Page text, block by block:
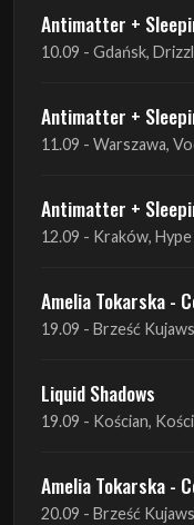
Antimatter +
10.09 - Gdańsk,
Antimatter +
11.09 - Warszawa,
Antimatter +
12.09 - Kraków,
Amelia Tokarska -
19.09 - Brześć
Liquid Shadows
19.09 - Kościan,
Amelia Tokarska -
20.09 - Brześć